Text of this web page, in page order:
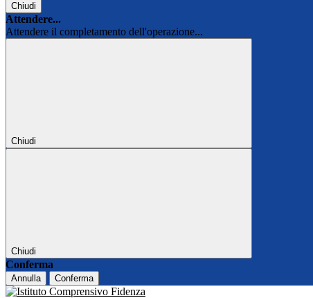
Chiudi
Attendere...
Attendere il completamento dell'operazione...
Chiudi
Chiudi
Conferma
Annulla Conferma